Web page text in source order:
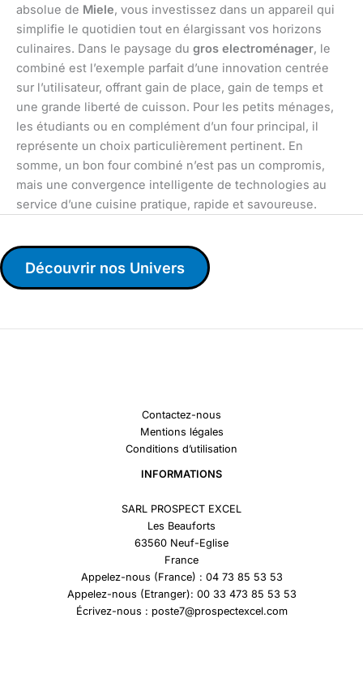
absolue de Miele, vous investissez dans un appareil qui
simplifie le quotidien tout en élargissant vos horizons
culinaires. Dans le paysage du gros electroménager, le
combiné est l’exemple parfait d’une innovation centrée
sur l’utilisateur, offrant gain de place, gain de temps et
une grande liberté de cuisson. Pour les petits ménages,
les étudiants ou en complément d’un four principal, il
représente un choix particulièrement pertinent. En
somme, un bon four combiné n’est pas un compromis,
mais une convergence intelligente de technologies au
service d’une cuisine pratique, rapide et savoureuse.
Découvrir nos Univers
Contactez-nous
Mentions légales
Conditions d’utilisation
INFORMATIONS
SARL PROSPECT EXCEL
Les Beauforts
63560 Neuf-Eglise
France
Appelez-nous (France) : 04 73 85 53 53
Appelez-nous (Etranger): 00 33 473 85 53 53
Écrivez-nous : poste7@prospectexcel.com